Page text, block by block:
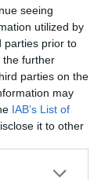
seeing
utilized by
parties prior to
the further
parties on the
may
IAB’s List of
it to other
dos pleitos
del
puntos,